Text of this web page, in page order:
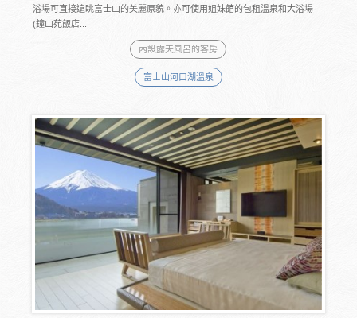
浴場可直接遠眺富士山的美麗原貌。亦可使用姐妹館的包租溫泉和大浴場
(鐘山苑飯店...
內設露天風呂的客房
富士山河口湖溫泉